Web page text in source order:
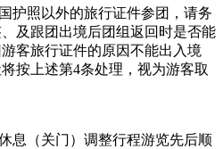
护照以外的旅行证件参团，请务
及跟团出境后团组返回时是否能
客旅行证件的原因不能出入境
按上述第4条处理，视为游客取
息（关门）调整行程游览先后顺